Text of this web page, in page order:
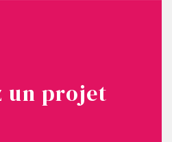
un projet